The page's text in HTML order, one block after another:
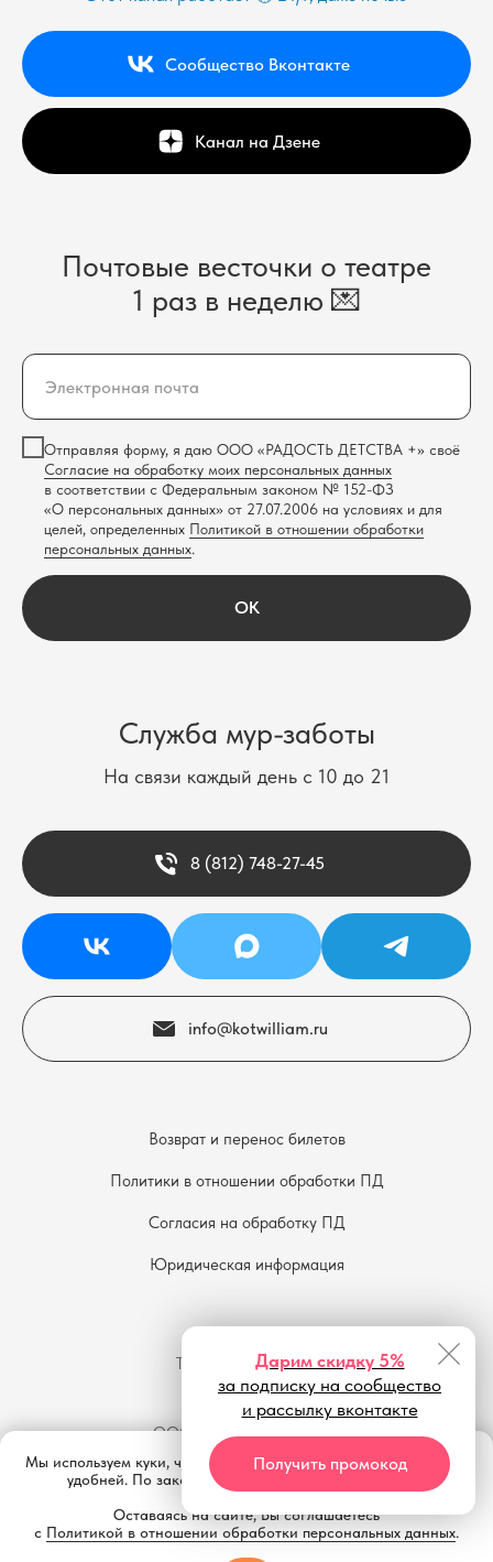
Мы используем куки, чтобы сайт работал быстро и становился
удобней. По закону обязаны об этом предупредить.
Оставаясь на сайте, Вы соглашаетесь
с Политикой в отношении обработки персональных данных.
Получить промокод
Дарим скидку 5%
за подписку на сообщество
и рассылку вконтакте
Сообщество Вконтакте
Канал на Дзене
Почтовые весточки о театре
1 раз в неделю 💌
Отправляя форму, я даю ООО «РАДОСТЬ ДЕТСТВА +» своё
Согласие на обработку моих персональных данных
в соответствии с Федеральным законом № 152-ФЗ
«О персональных данных» от 27.07.2006 на условиях и для
целей, определенных Политикой в отношении обработки
персональных данных.
OK
Служба мур-заботы
На связи каждый день с 10 до 21
8 (812) 748-27-45
info@kotwilliam.ru
Возврат и перенос билетов
Политики в отношении обработки ПД
Согласия на обработку ПД
Юридическая информация
Театр «Кот Вильям»
10-й сезон
ООО "Радость детства +"
АНО "Театр "Кот Вильям""
ИП Морозова Е. В.